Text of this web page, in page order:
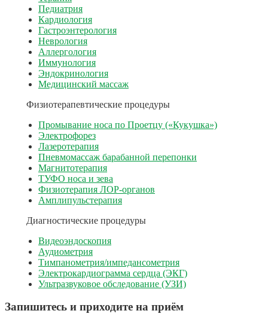
Педиатрия
Кардиология
Гастроэнтерология
Неврология
Аллергология
Иммунология
Эндокринология
Медицинский массаж
Физиотерапевтические процедуры
Промывание носа по Проетцу («Кукушка»)
Электрофорез
Лазеротерапия
Пневмомассаж барабанной перепонки
Магнитотерапия
ТУФО носа и зева
Физиотерапия ЛОР-органов
Амплипульстерапия
Диагностические процедуры
Видеоэндоскопия
Аудиометрия
Тимпанометрия/импедансометрия
Электрокардиограмма сердца (ЭКГ)
Ультразвуковое обследование (УЗИ)
Запишитесь и приходите на приём